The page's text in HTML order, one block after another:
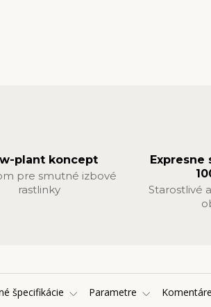
plant koncept
pre smutné izbové
rastlinky
Expresne
Starostlivé
špecifikácie Parametre Komentáre